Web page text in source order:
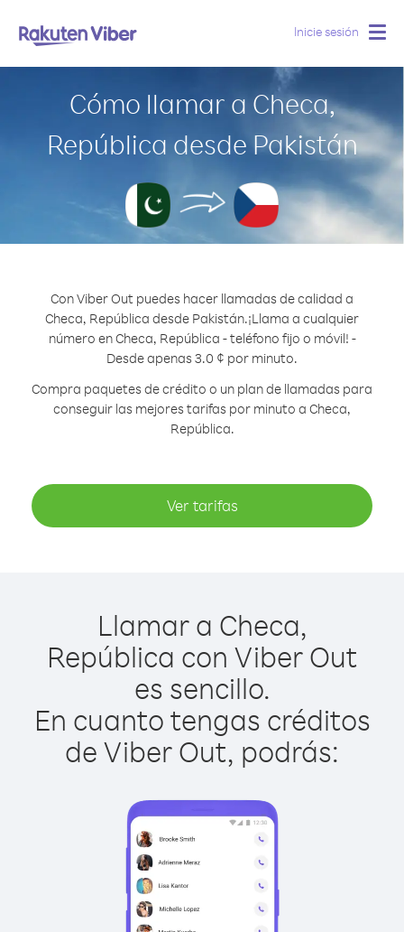
Inicie sesión
Cómo llamar a Checa,
República desde Pakistán
Con Viber Out puedes hacer llamadas de calidad a
Checa, República desde Pakistán.¡Llama a cualquier
número en Checa, República - teléfono fijo o móvil! -
Desde apenas 3.0 ¢ por minuto.
Compra paquetes de crédito o un plan de llamadas para
conseguir las mejores tarifas por minuto a Checa,
República.
Ver tarifas
Llamar a Checa,
República con Viber Out
es sencillo.
En cuanto tengas créditos
de Viber Out, podrás: